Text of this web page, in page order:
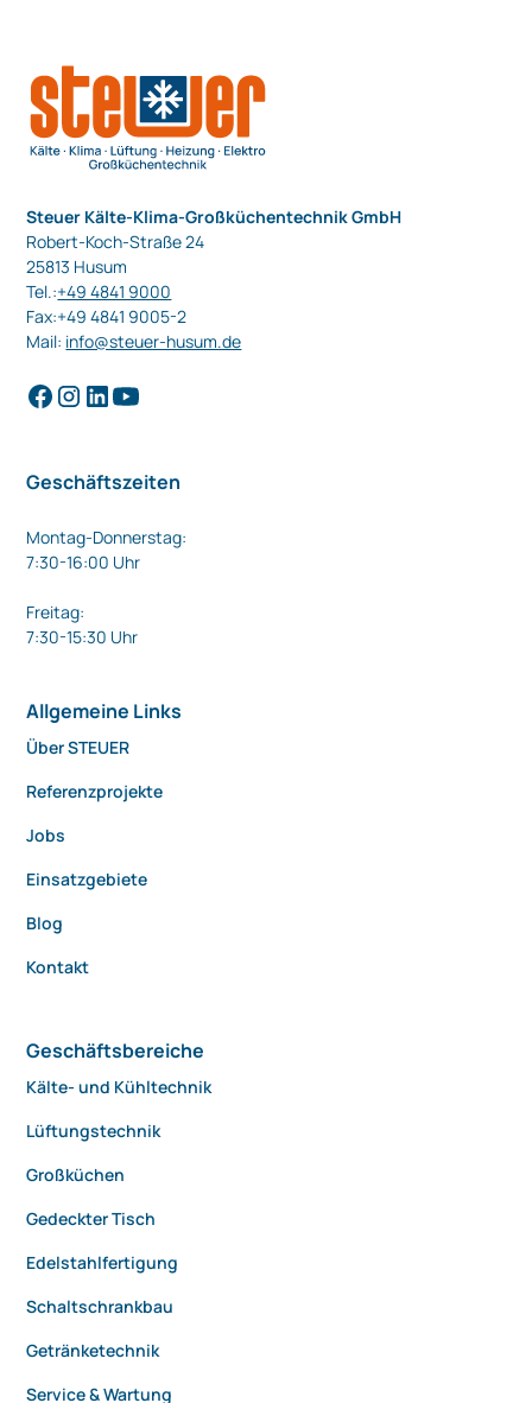
Steuer Kälte-Klima-Großküchentechnik GmbH
Robert-Koch-Straße 24
25813 Husum
Tel.:+49 4841 9000
Fax:+49 4841 9005-2
Mail: info@steuer-husum.de
Geschäftszeiten
Montag-Donnerstag:
7:30-16:00 Uhr
Freitag:
7:30-15:30 Uhr
Allgemeine Links
Über STEUER
Referenzprojekte
Jobs
Einsatzgebiete
Blog
Kontakt
Geschäftsbereiche
Kälte- und Kühltechnik
Lüftungstechnik
Großküchen
Gedeckter Tisch
Edelstahlfertigung
Schaltschrankbau
Getränketechnik
Service & Wartung